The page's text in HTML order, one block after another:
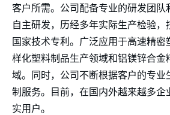
客户所需。公司配备专业的研发团队
自主研发，历经多年实际生产检验
国家技术专利。广泛应用于高速精密
样化塑料制品生产领域和铝镁锌合金
域。同时，公司不断根据客户的专业
制服务。目前，在国内外越来越多企
实用户。